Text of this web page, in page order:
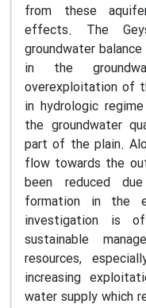
from these
effects. The
groundwater
in the
overexploitation of
in hydrologic
the groundwater
part of the plain.
flow towards the
been reduced
formation in the
investigation is
sustainable
resources,
increasing
water supply which